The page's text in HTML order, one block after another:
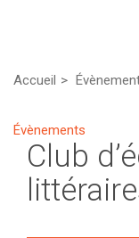
Accueil
Évènements
Club